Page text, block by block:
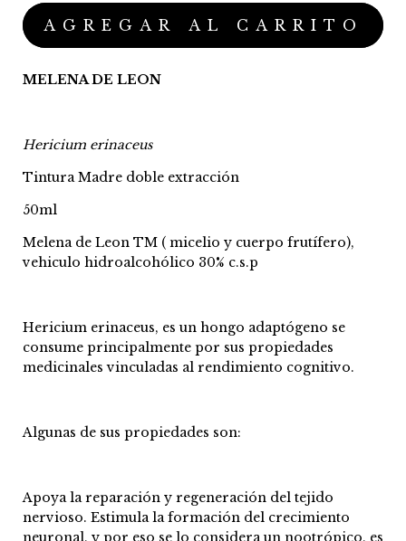
MELENA DE LEON
Hericium erinaceus
Tintura Madre doble extracción
50ml
Melena de Leon TM ( micelio y cuerpo frutífero),
vehiculo hidroalcohólico 30% c.s.p
Hericium erinaceus, es un hongo adaptógeno se
consume principalmente por sus propiedades
medicinales vinculadas al rendimiento cognitivo.
Algunas de sus propiedades son:
Apoya la reparación y regeneración del tejido
nervioso. Estimula la formación del crecimiento
neuronal, y por eso se lo considera un nootrópico, es